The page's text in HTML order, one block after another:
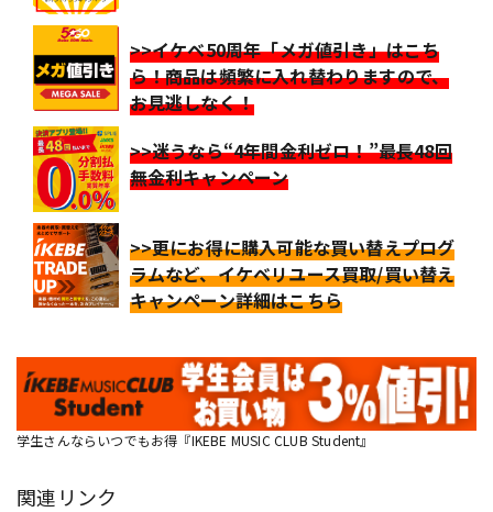
>>イケベ50周年「メガ値引き」はこち
ら！商品は頻繁に入れ替わりますので、
お見逃しなく！
>>迷うなら“4年間金利ゼロ！”最長48回
無金利キャンペーン
>>更にお得に購入可能な買い替えプログ
ラムなど、イケベリユース買取/買い替え
キャンペーン詳細はこちら
学生さんならいつでもお得『IKEBE MUSIC CLUB Student』
関連リンク